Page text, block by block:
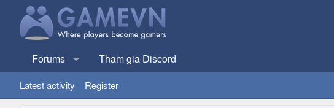
Forums Tham gia Discord
Latest activity Register